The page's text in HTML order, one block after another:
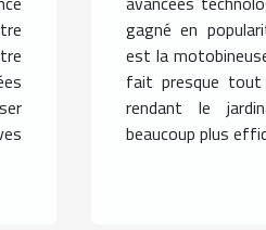
gagné en
est la
fait presque
rendant le
beaucoup plus